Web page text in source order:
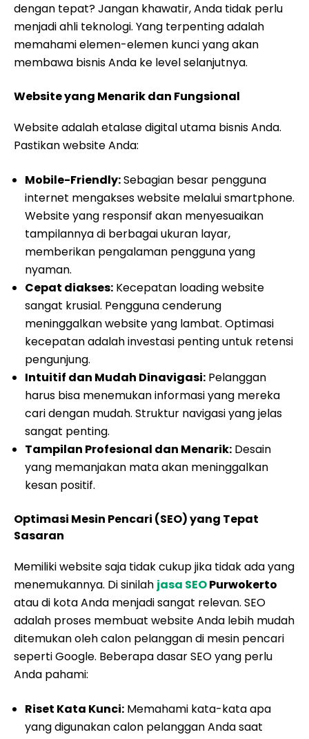
dengan tepat? Jangan khawatir, Anda tidak perlu
menjadi ahli teknologi. Yang terpenting adalah
memahami elemen-elemen kunci yang akan
membawa bisnis Anda ke level selanjutnya.
Website yang Menarik dan Fungsional
Website adalah etalase digital utama bisnis Anda.
Pastikan website Anda:
Mobile-Friendly:Sebagian besar pengguna
internet mengakses website melalui smartphone.
Website yang responsif akan menyesuaikan
tampilannya di berbagai ukuran layar,
memberikan pengalaman pengguna yang
nyaman.
Cepat diakses: Kecepatan loading website
sangat krusial. Pengguna cenderung
meninggalkan website yang lambat. Optimasi
kecepatan adalah investasi penting untuk retensi
pengunjung.
Intuitif dan Mudah Dinavigasi: Pelanggan
harus bisa menemukan informasi yang mereka
cari dengan mudah. Struktur navigasi yang jelas
sangat penting.
Tampilan Profesional dan Menarik: Desain
yang memanjakan mata akan meninggalkan
kesan positif.
Optimasi Mesin Pencari (SEO) yang Tepat
Sasaran
Memiliki website saja tidak cukup jika tidak ada yang
menemukannya. Di sinilah jasa SEOPurwokerto
atau di kota Anda menjadi sangat relevan. SEO
adalah proses membuat website Anda lebih mudah
ditemukan oleh calon pelanggan di mesin pencari
seperti Google. Beberapa dasar SEO yang perlu
Anda pahami:
Riset Kata Kunci: Memahami kata-kata apa
yang digunakan calon pelanggan Anda saat